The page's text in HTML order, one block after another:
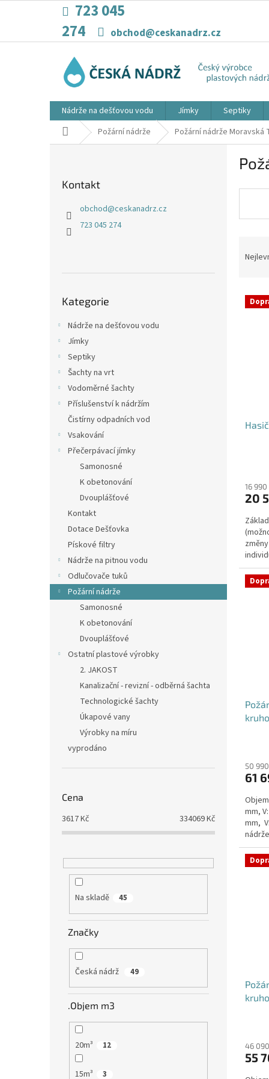
723 045
274
obchod@ceskanadrz.cz
Nádrže na dešťovou vodu Jímky Septiky
Domů Požární nádrže Požární nádrže Moravská
Kontakt
obchod@ceskanadrz.cz
723 045 274
kategorie
Kategorie
Nádrže na dešťovou vodu
Jímky
Septiky
Šachty na vrt
Vodoměrné šachty
Příslušenství k nádržím
Čistírny odpadních vod
Vsakování
Přečerpávací jímky
Samonosné
K obetonování
Dvouplášťové
Kontakt
Dotace Dešťovka
Pískové filtry
Nádrže na pitnou vodu
Odlučovače tuků
Požární nádrže
Samonosné
K obetonování
Dvouplášťové
Ostatní plastové výrobky
2. JAKOST
Kanalizační - revizní - odběrná šachta
Technologické šachty
Úkapové vany
Výrobky na míru
vyprodáno
Cena
3617Kč 334069Kč
Na skladě 45
Značky
Česká nádrž 49
.Objem m3
20m³ 12
15m³ 3
nV
je
z
5
16
20
50
61
mm,
mm,
nádrž
46
55